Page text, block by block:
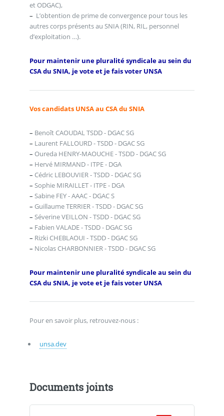
et ODGAC),
– L’obtention de prime de convergence pour tous les
autres corps présents au SNIA (RIN, RIL, personnel
d’exploitation …).
Pour maintenir une pluralité syndicale au sein du
CSA du SNIA, je vote et je fais voter UNSA
Vos candidats UNSA au CSA du SNIA
–
Benoît CAOUDAL TSDD - DGAC SG
– Laurent FALLOURD - TSDD - DGAC SG
– Oureda HENRY-MAOUCHE - TSDD - DGAC SG
– Hervé MIRMAND - ITPE - DGA
– Cédric LEBOUVIER - TSDD - DGAC SG
– Sophie MIRAILLET - ITPE - DGA
– Sabine FEY - AAAC - DGAC S
– Guillaume TERRIER - TSDD - DGAC SG
– Séverine VEILLON - TSDD - DGAC SG
– Fabien VALADE - TSDD - DGAC SG
– Rizki CHEBLAOUI - TSDD - DGAC SG
– Nicolas CHARBONNIER - TSDD - DGAC SG
Pour maintenir une pluralité syndicale au sein du
CSA du SNIA, je vote et je fais voter UNSA
Pour en savoir plus, retrouvez-nous :
unsa.dev
Documents joints